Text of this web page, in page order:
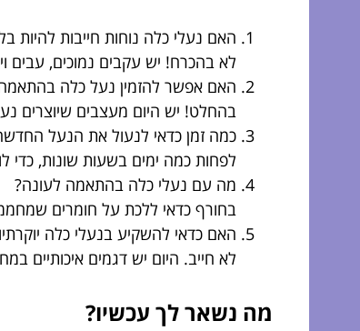
האם נעלי כלה נוחות חייבות להיות
לא בהכרח! יש עקבים נמוכים, עבים
האם אפשר להזמין נעל כלה
בהחלט! יש היום מעצבים שיוצרים
כמה זמן כדאי לנעול את הנעל
לפחות כמה ימים בשעות שונות, כדי
מה עם נעלי כלה בהתאמה לעונה?
בחורף כדאי ללכת על חומרים
האם כדאי להשקיע בנעלי כלה
לא חייב. היום יש דגמים איכותיים
מה נשאר לך עכשיו?